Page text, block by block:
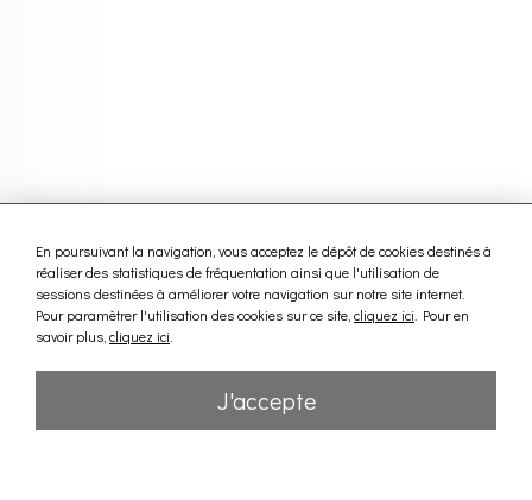
En poursuivant la navigation, vous acceptez le dépôt de cookies destinés à
réaliser des statistiques de fréquentation ainsi que l'utilisation de
sessions destinées à améliorer votre navigation sur notre site internet.
Pour paramètrer l'utilisation des cookies sur ce site, cliquez ici . Pour en
savoir plus, cliquez ici
J'accepte